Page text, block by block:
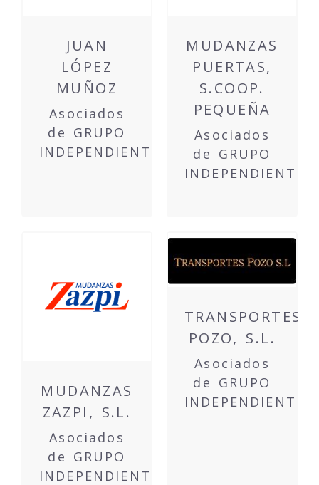
JUAN
LÓPEZ
MUÑOZ
Asociados
de GRUPO
INDEPENDIENTE
MUDANZAS
PUERTAS,
S.COOP.
PEQUEÑA
Asociados
de GRUPO
INDEPENDIENTE
MUDANZAS
ZAZPI, S.L.
Asociados
de GRUPO
INDEPENDIENTE
TRANSPORTES
POZO, S.L.
Asociados
de GRUPO
INDEPENDIENTE